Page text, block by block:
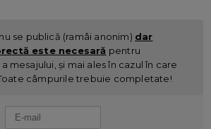
se publică (ramâi anonim) dar
este necesară pentru
mesajului, și mai ales în cazul în care
câmpurile trebuie completate!